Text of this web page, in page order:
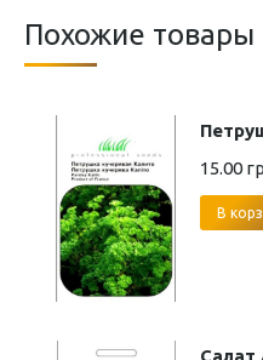
Похожие товары
15.00
В